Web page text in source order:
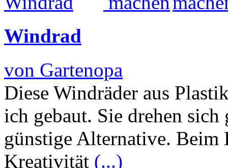
Windrad
von Gartenopa
Diese Windräder aus
ich gebaut. Sie drehen
günstige Alternative. Beim
Kreativität (...)